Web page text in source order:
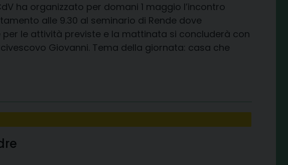
ha organizzato per domani 1 maggio l’incontro
alle 9.30 al seminario di Rende dove
le attività previste e la mattinata si concluderà con
Giovanni. Tema della giornata: casa che